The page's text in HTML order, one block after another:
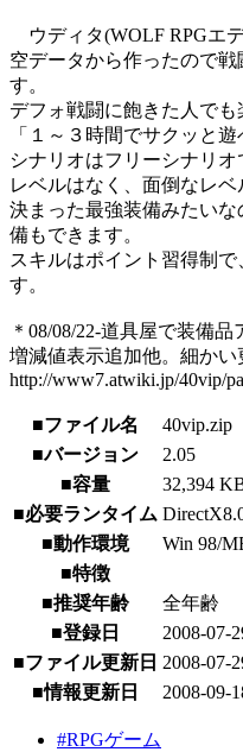
ウディタ(WOLF RPGエ
空データから作ったので
す。
デフォ戦闘に飽きた人でも
「１～３時間でサクッと
シナリオはフリーシナリオ
レベルはなく、面倒なレベ
決まった最強装備みたい
備もできます。
スキルはポイント習得制
す。
＊08/08/22-道具屋で装備
増減値表示追加他。細かい
http://www7.atwiki.jp/40vip/
■ファイル名
40vip.zip
■バージョン
2.05
■容量
32,394
■必要ランタイム
■動作環境
Win 98/
■特徴
■推奨年齢
全年齢
■登録日
2008-07-
■ファイル更新日 2008-07-
■情報更新日
2008-09-
#RPGゲーム